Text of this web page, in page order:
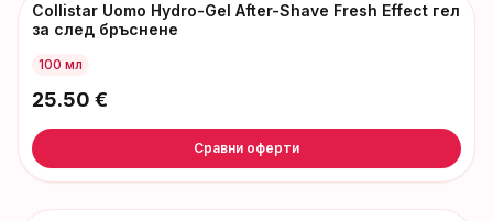
Collistar Uomo Hydro-Gel After-Shave Fresh Effect гел
за след бръснене
100 мл
25.50 €
Сравни оферти